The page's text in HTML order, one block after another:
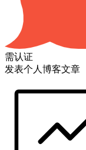
需认证
发表个人博客文章